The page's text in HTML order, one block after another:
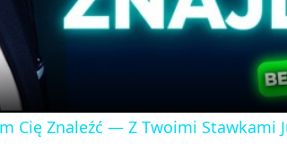
y
Cię Znaleźć — Z Twoimi Stawkami